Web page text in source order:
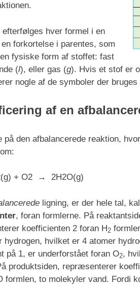
efterfølges hver formel i en
forkortelse i parentes, som
fysiske form af stoffet: fast
(l), eller gas (g). Hvis et stof er
nogle af de symboler der
af en
på den afbalancerede reaktion,
(g) + O2 → 2H2O(g)
ligning, er der hele tal,
, foran formlerne. På
koefficienten 2 foran H2
hydrogen, hvilket er 4 atomer
på 1, er underforstået foran O2,
produktsiden, repræsenterer
formlen, to molekyler vand. Fordi